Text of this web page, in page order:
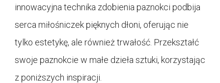
innowacyjna technika zdobienia paznokci podbija
serca miłośniczek pięknych dłoni, oferując nie
tylko estetykę, ale również trwałość. Przekształć
swoje paznokcie w małe dzieła sztuki, korzystając
z poniższych inspiracji.